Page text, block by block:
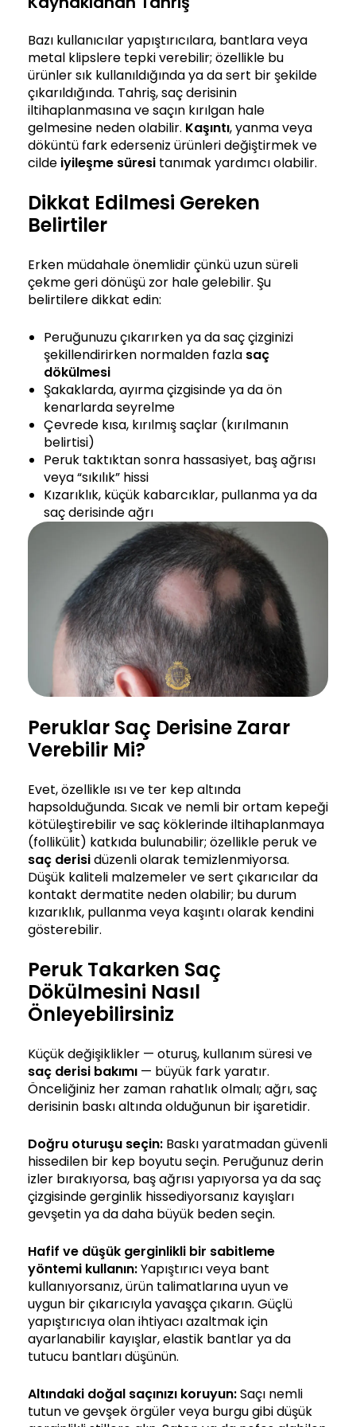
Bazı kullanıcılar yapıştırıcılara, bantlara veya
metal klipslere tepki verebilir; özellikle bu
ürünler sık kullanıldığında ya da sert bir şekilde
çıkarıldığında. Tahriş, saç derisinin
iltihaplanmasına ve saçın kırılgan hale
gelmesine neden olabilir. Kaşıntı, yanma veya
döküntü fark ederseniz ürünleri değiştirmek ve
cilde iyileşme süresi tanımak yardımcı olabilir.
Dikkat Edilmesi Gereken
Belirtiler
Erken müdahale önemlidir çünkü uzun süreli
çekme geri dönüşü zor hale gelebilir. Şu
belirtilere dikkat edin:
Peruğunuzu çıkarırken ya da saç çizginizi
şekillendirirken normalden fazla saç
dökülmesi
Şakaklarda, ayırma çizgisinde ya da ön
kenarlarda seyrelme
Çevrede kısa, kırılmış saçlar (kırılmanın
belirtisi)
Peruk taktıktan sonra hassasiyet, baş ağrısı
veya “sıkılık” hissi
Kızarıklık, küçük kabarcıklar, pullanma ya da
saç derisinde ağrı
Peruklar Saç Derisine Zarar
Verebilir Mi?
Evet, özellikle ısı ve ter kep altında
hapsolduğunda. Sıcak ve nemli bir ortam kepeği
kötüleştirebilir ve saç köklerinde iltihaplanmaya
(follikülit) katkıda bulunabilir; özellikle peruk ve
saç derisidüzenli olarak temizlenmiyorsa.
Düşük kaliteli malzemeler ve sert çıkarıcılar da
kontakt dermatite neden olabilir; bu durum
kızarıklık, pullanma veya kaşıntı olarak kendini
gösterebilir.
Peruk Takarken Saç
Dökülmesini Nasıl
Önleyebilirsiniz
Küçük değişiklikler — oturuş, kullanım süresi ve
saç derisi bakımı — büyük fark yaratır.
Önceliğiniz her zaman rahatlık olmalı; ağrı, saç
derisinin baskı altında olduğunun bir işaretidir.
Doğru oturuşu seçin: Baskı yaratmadan güvenli
hissedilen bir kep boyutu seçin. Peruğunuz derin
izler bırakıyorsa, baş ağrısı yapıyorsa ya da saç
çizgisinde gerginlik hissediyorsanız kayışları
gevşetin ya da daha büyük beden seçin.
Hafif ve düşük gerginlikli bir sabitleme
yöntemi kullanın:Yapıştırıcı veya bant
kullanıyorsanız, ürün talimatlarına uyun ve
uygun bir çıkarıcıyla yavaşça çıkarın. Güçlü
yapıştırıcıya olan ihtiyacı azaltmak için
ayarlanabilir kayışlar, elastik bantlar ya da
tutucu bantları düşünün.
Altındaki doğal saçınızı koruyun:Saçı nemli
tutun ve gevşek örgüler veya burgu gibi düşük